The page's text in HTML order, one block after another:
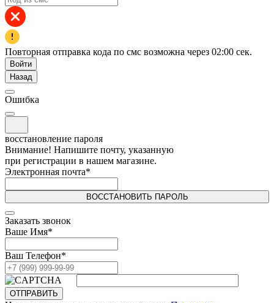
Повторная отправка кода по смс возможна через 02:00 сек.
Войти
Назад
Ошибка
восстановление пароля
Внимание! Напишите почту, указанную
при регистрации в нашем магазине.
Электронная почта*
ВОССТАНОВИТЬ ПАРОЛЬ
Заказать звонок
Ваше Имя*
Ваш Телефон*
ОТПРАВИТЬ